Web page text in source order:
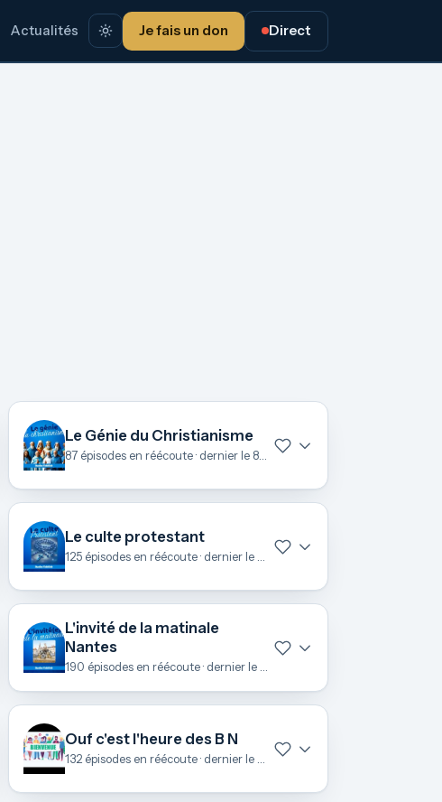
Actualités Je fais un don Direct
Le Génie du Christianisme
Le culte protestant
L'invité de la matinale
Nantes
190 épisodes en réécoute · dernier le 25 juin
Ouf c'est l'heure des B N